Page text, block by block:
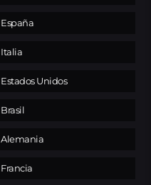
España
Italia
Estados Unidos
Brasil
Alemania
Francia